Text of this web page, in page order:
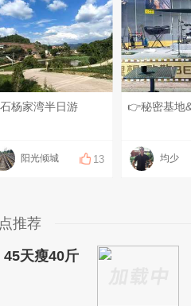
杨家湾半日游
阳光倾城 13 均少
推荐
天瘦40斤